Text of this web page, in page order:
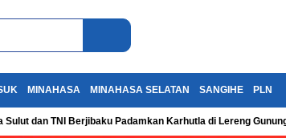
MINAHASA MINAHASA SELATAN SANGIHE PLN
Sulut dan TNI Berjibaku Padamkan Karhutla di Lereng